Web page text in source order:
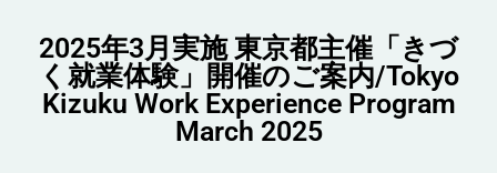
2025年3月実施 東京都主催「きづ
く就業体験」開催のご案内/Tokyo
Kizuku Work Experience Program
March 2025